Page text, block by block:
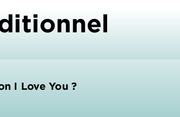
I Love You ?